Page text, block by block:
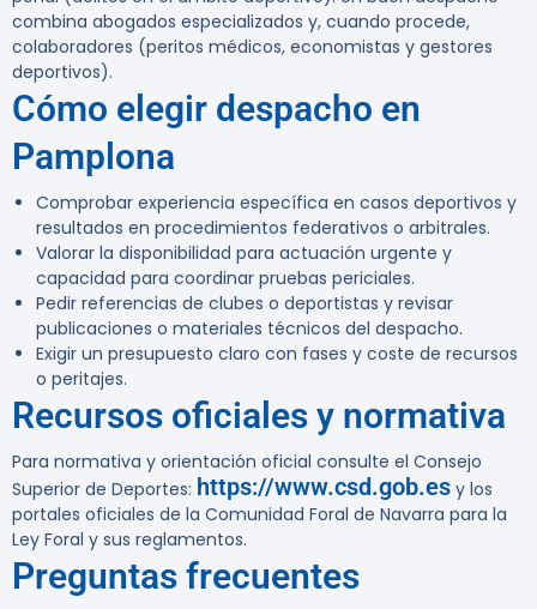
combina abogados especializados y, cuando procede,
colaboradores (peritos médicos, economistas y gestores
deportivos).
Cómo elegir despacho en
Pamplona
Comprobar experiencia específica en casos deportivos y
resultados en procedimientos federativos o arbitrales.
Valorar la disponibilidad para actuación urgente y
capacidad para coordinar pruebas periciales.
Pedir referencias de clubes o deportistas y revisar
publicaciones o materiales técnicos del despacho.
Exigir un presupuesto claro con fases y coste de recursos
o peritajes.
Recursos oficiales y normativa
Para normativa y orientación oficial consulte el Consejo
Superior de Deportes: https://www.csd.gob.es y los
portales oficiales de la Comunidad Foral de Navarra para la
Ley Foral y sus reglamentos.
Preguntas frecuentes